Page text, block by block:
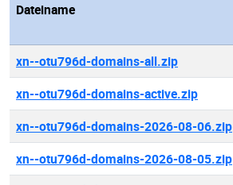
Dateiname
xn--otu796d-domains-all.zip
xn--otu796d-domains-active.zip
xn--otu796d-domains-2026-08-06.zip
xn--otu796d-domains-2026-08-05.zip